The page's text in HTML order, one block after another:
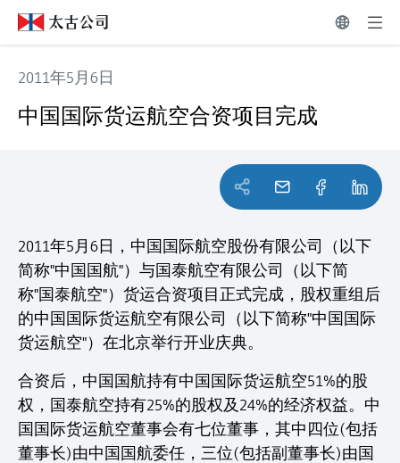
2011年5月6日
中国国际货运航空合资项目完成
2011年5月6日，中国国际航空股份有限公司（以下
简称"中国国航"）与国泰航空有限公司（以下简
称"国泰航空"）货运合资项目正式完成，股权重组后
的中国国际货运航空有限公司（以下简称"中国国际
货运航空"）在北京举行开业庆典。
合资后，中国国航持有中国国际货运航空51%的股
权，国泰航空持有25%的股权及24%的经济权益。中
国国际货运航空董事会有七位董事，其中四位(包括
董事长)由中国国航委任，三位(包括副董事长)由国